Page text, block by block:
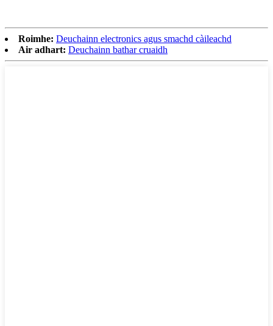
Roimhe: Deuchainn electronics agus smachd càileachd
Air adhart: Deuchainn bathar cruaidh